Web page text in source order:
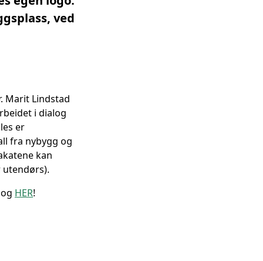
ved
Marit Lindstad
i dialog
er
fra nybygg og
kan
HER!